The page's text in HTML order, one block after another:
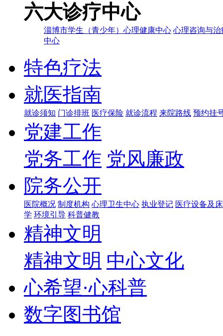
六大诊疗中心
淄博市学生（青少年）心理健康中心 心理咨询与治
中心
特色疗法
就医指南
就诊须知 门诊排班 医疗保险 就诊流程 来院路线 预约挂
党建工作
党务工作 党风廉政
院务公开
医院概况 制度机构 心理卫生中心 执业登记 医疗设备及
学 环境引导 科普健教
精神文明
精神文明 中心文化
心希望·心科普
数字图书馆